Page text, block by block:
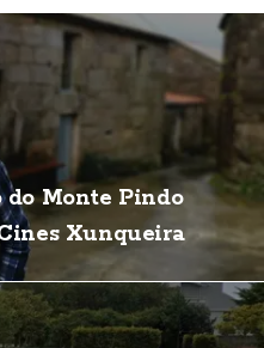
do Monte Pindo
Xunqueira